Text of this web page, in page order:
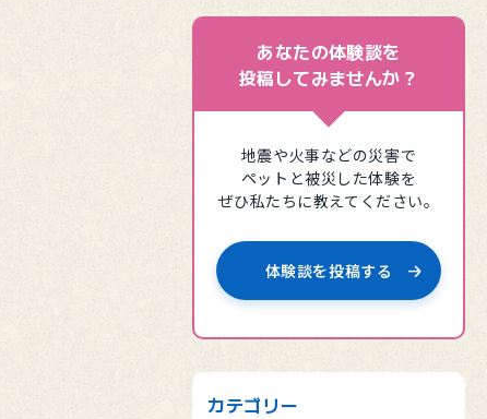
あなたの体験談を
投稿してみませんか？
地震や火事などの災害で
ペットと被災した体験を
ぜひ私たちに教えてください。
体験談を投稿する
カテゴリー